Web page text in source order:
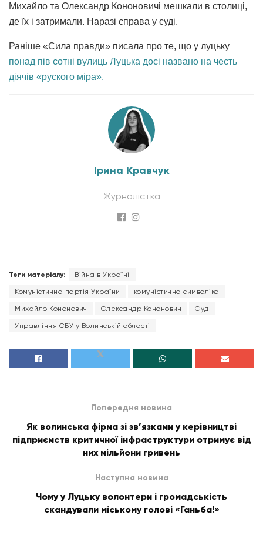
Михайло та Олександр Кононовичі мешкали в столиці,
де їх і затримали. Наразі справа у суді.
Раніше «Сила правди» писала про те, що у луцьку
понад пів сотні вулиць Луцька досі названо на честь
діячів «руского міра».
Ірина Кравчук
Журналістка
Теги матеріалу: Війна в Україні
Комуністична партія України комуністична символіка
Михайло Кононович Олександр Кононович Суд
Управління СБУ у Волинській області
Попередня новина
Як волинська фірма зі зв’язками у керівництві
підприємств критичної інфраструктури отримує від
них мільйони гривень
Наступна новина
Чому у Луцьку волонтери і громадськість
скандували міському голові «Ганьба!»